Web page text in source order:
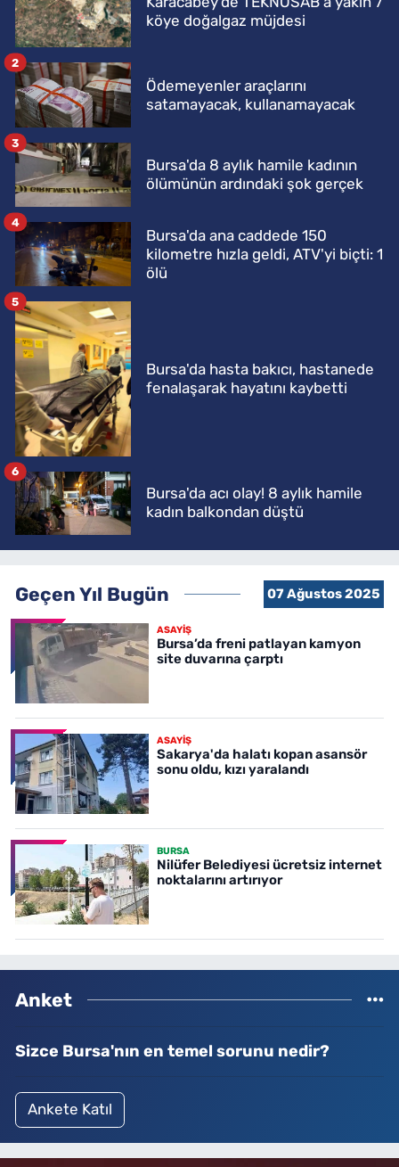
köye doğalgaz müjdesi
Ödemeyenler araçlarını
satamayacak, kullanamayacak
2
Bursa'da 8 aylık hamile kadının
ölümünün ardındaki şok gerçek
3
Bursa'da ana caddede 150
kilometre hızla geldi, ATV'yi biçti: 1
ölü
4
Bursa'da hasta bakıcı, hastanede
fenalaşarak hayatını kaybetti
5
Bursa'da acı olay! 8 aylık hamile
kadın balkondan düştü
6
Geçen Yıl Bugün 07 Ağustos 2025
ASAYİŞ
Bursa’da freni patlayan kamyon
site duvarına çarptı
ASAYİŞ
Sakarya'da halatı kopan asansör
sonu oldu, kızı yaralandı
BURSA
Nilüfer Belediyesi ücretsiz internet
noktalarını artırıyor
Anket
Sizce Bursa'nın en temel sorunu nedir?
Ankete Katıl